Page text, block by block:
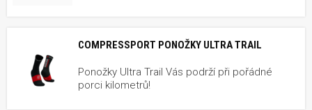
COMPRESSPORT PONOŽKY ULTRA TRAIL
Ponožky Ultra Trail Vás podrží při pořádné
porci kilometrů!